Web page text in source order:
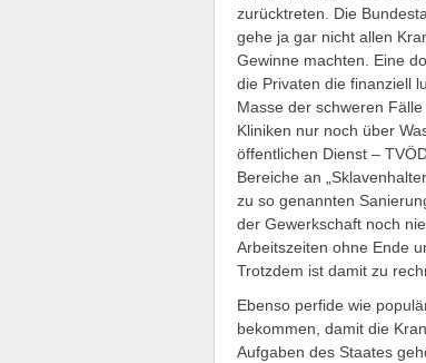
zurücktreten. Die
gehe ja gar nicht allen
Gewinne machten. Eine
die Privaten die finanziell
Masse der schweren
Kliniken nur noch über
öffentlichen Dienst –
Bereiche an
zu so genannten
der Gewerkschaft noch
Arbeitszeiten ohne Ende
Trotzdem ist damit zu
Ebenso perfide wie
bekommen, damit die
Aufgaben des Staates